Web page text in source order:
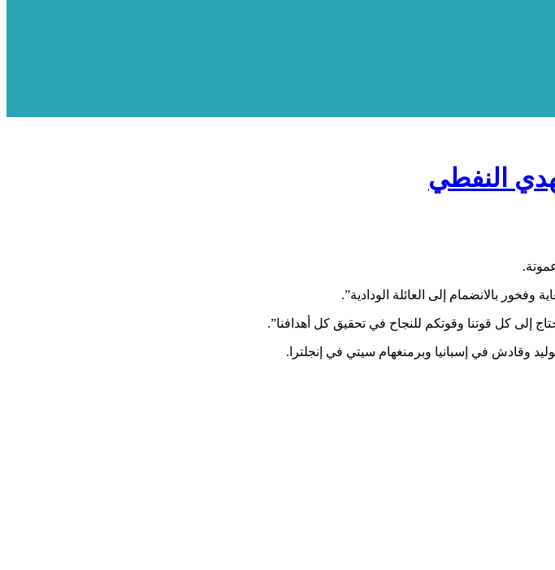
النفطي
وقادش في إسبانيا وبرمنغهام سيتي في إنجلترا.